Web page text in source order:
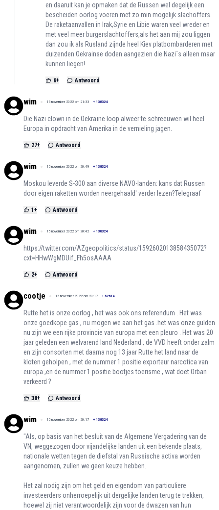
en daaruit kan je opmaken dat de Russen wel degelijk een
bescheiden oorlog voeren met zo min mogelijk slachoffers.
De raketaanvallen in Irak,Syrie en Libie waren veel wreder en
met veel meer burgerslachtoffers,als het aan mij zou liggen
dan zou ik als Rusland zijnde heel Kiev platbombarderen met
duizenden Oekrainse doden aangezien die Nazi´s alleen maar
kunnen liegen!
6+ Antwoord
wim 15 november 2022 om 21:33 + 138324
Die Nazi clown in de Oekraïne loop alweer te schreeuwen wil heel
Europa in opdracht van Amerika in de vernieling jagen.
27+ Antwoord
wim 15 november 2022 om 20:49 + 138324
Moskou leverde S-300 aan diverse NAVO-landen: kans dat Russen
door eigen raketten worden neergehaald' verder lezen?Telegraaf
1 + Antwoord
wim 15 november 2022 om 20:42 + 138324
https://twitter.com/AZgeopolitics/status/1592602013858435072?
cxt=HHwWgMDUif_Fh5osAAAA
2+ Antwoord
cootje 15 november 2022 om 20:17 + 52614
Rutte het is onze oorlog , het was ook ons referendum . Het was
onze goedkope gas , nu mogen we aan het gas .het was onze gulden
nu zijn we een rijke provincie van europa met een pleuro . Het was 20
jaar geleden een welvarend land Nederland , de VVD heeft onder zalm
en zijn consorten met daarna nog 13 jaar Rutte het land naar de
kloten geholpen , met de nummer 1 positie exporteur narcotica van
europa ,en de nummer 1 positie bootjes toerisme , wat doet Orban
verkeerd ?
38+ Antwoord
wim 15 november 2022 om 20:17 + 138324
"Als, op basis van het besluit van de Algemene Vergadering van de
VN, weggezogen door vijandelijke landen uit een bekende plaats,
nationale wetten tegen de diefstal van Russische activa worden
aangenomen, zullen we geen keuze hebben.
Het zal nodig zijn om het geld en eigendom van particuliere
investeerders onherroepelijk uit dergelijke landen terug te trekken,
hoewel zij niet verantwoordelijk zijn voor de dwazen van hun